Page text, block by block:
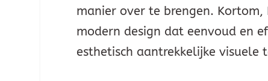
manier over te brengen. Kortom,
modern design dat eenvoud en
esthetisch aantrekkelijke visuele